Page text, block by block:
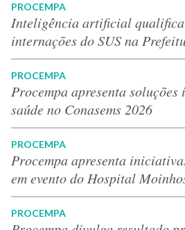
PROCEMPA
Inteligência artificial qualifica
internações do SUS na
PROCEMPA
Procempa apresenta
saúde no Conasems 2026
PROCEMPA
Procempa apresenta
em evento do Hospital
PROCEMPA